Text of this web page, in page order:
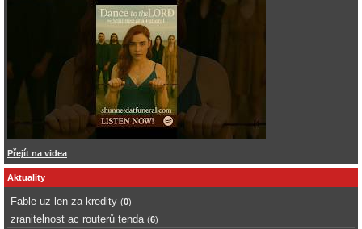
Přejít na videa
Aktuality
Fable uz len za kredity (0)
zranitelnost ac routerů tenda (6)